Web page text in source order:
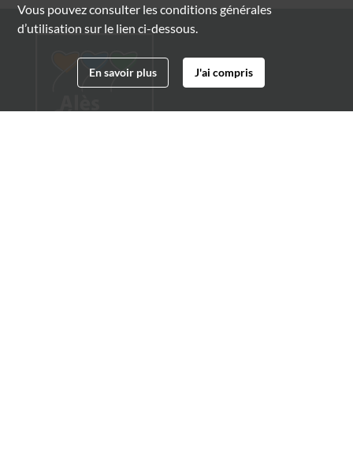
Vous pouvez consulter les conditions générales
d’utilisation sur le lien ci-dessous.
En savoir plus J'ai compris